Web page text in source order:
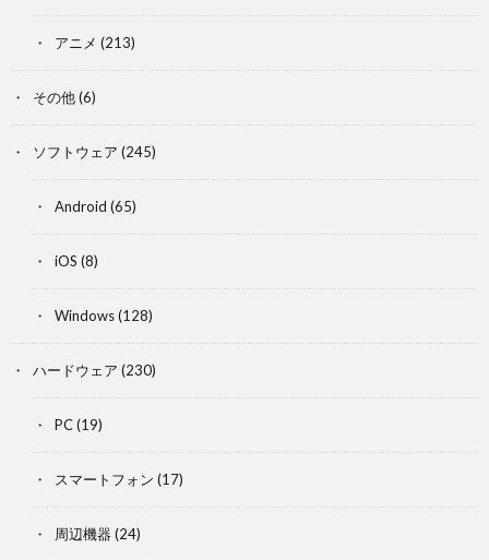
アニメ (213)
その他(6)
ソフトウェア (245)
Android (65)
iOS (8)
Windows(128)
ハードウェア (230)
PC(19)
スマートフォン (17)
周辺機器 (24)